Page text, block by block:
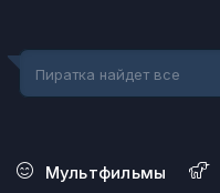
Мультфильмы